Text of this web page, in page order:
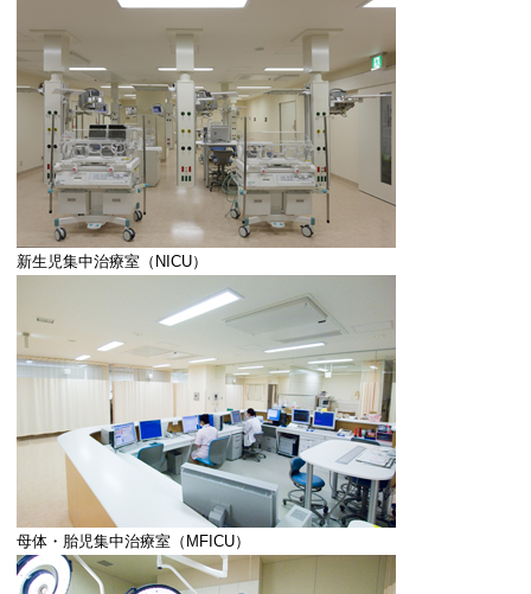
新生児集中治療室（NICU）
母体・胎児集中治療室（MFICU）